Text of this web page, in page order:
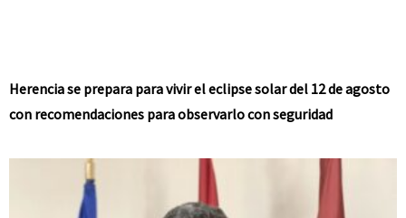
Herencia se prepara para vivir el eclipse solar del 12 de agosto
con recomendaciones para observarlo con seguridad